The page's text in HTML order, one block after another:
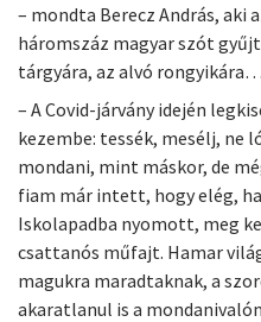
– mondta Berecz András, aki
háromszáz magyar szót
tárgyára, az alvó rongyikára…
– A Covid-járvány idején
kezembe: tessék, mesélj, ne
mondani, mint máskor, de
fiam már intett, hogy elég,
Iskolapadba nyomott, meg
csattanós műfajt. Hamar
magukra maradtaknak, a
akaratlanul is a